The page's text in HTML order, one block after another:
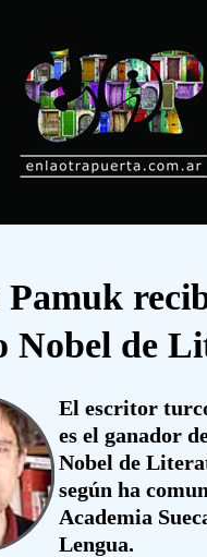
Nobel de
El escritor
es el ganador
Nobel de
según ha
Academia
Lengua.